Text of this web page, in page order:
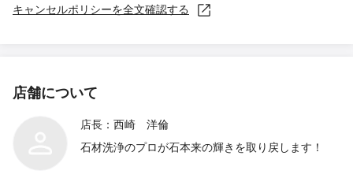
キャンセルポリシーを全文確認する
店舗について
店長：西崎 洋倫
石材洗浄のプロが石本来の輝きを取り戻します！